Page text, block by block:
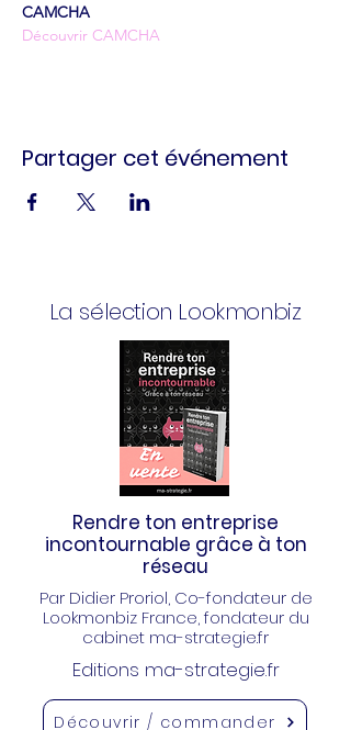
CAMCHA
Découvrir CAMCHA
Partager cet événement
La sélection Lookmonbiz
Rendre ton entreprise
incontournable grâce à ton
réseau
Par Didier Proriol, Co-fondateur de
Lookmonbiz France, fondateur du
cabinet ma-strategie.fr
Editions ma-strategie.fr
Découvrir / commander